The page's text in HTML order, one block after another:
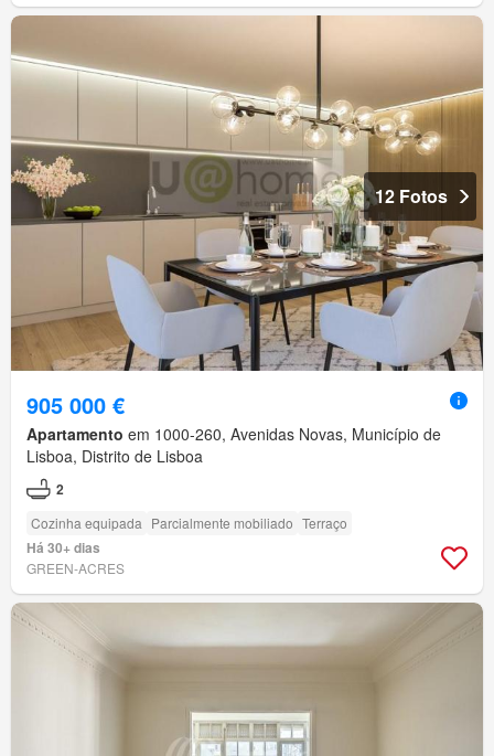
12 Fotos
905 000 €
Apartamento em 1000-260, Avenidas Novas, Município de
Lisboa, Distrito de Lisboa
2
Cozinha equipada Parcialmente mobiliado Terraço
Há 30+ dias
GREEN-ACRES